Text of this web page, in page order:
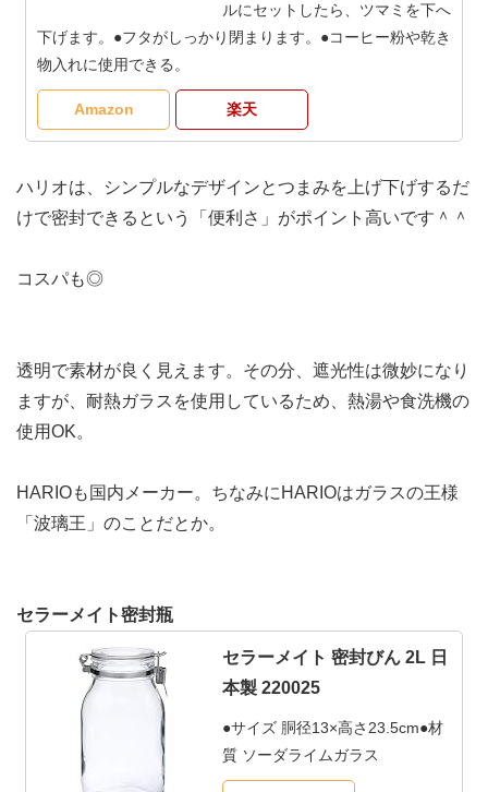
ルにセットしたら、ツマミを下へ
下げます。●フタがしっかり閉まります。●コーヒー粉や乾き
物入れに使用できる。
Amazon 楽天
ハリオは、シンプルなデザインとつまみを上げ下げするだ
けで密封できるという「便利さ」がポイント高いです＾＾
コスパも◎
透明で素材が良く見えます。その分、遮光性は微妙になり
ますが、耐熱ガラスを使用しているため、熱湯や食洗機の
使用OK。
HARIOも国内メーカー。ちなみにHARIOはガラスの王様
「波璃王」のことだとか。
セラーメイト密封瓶
セラーメイト 密封びん 2L 日
本製 220025
●サイズ 胴径13×高さ23.5cm●材
質 ソーダライムガラス